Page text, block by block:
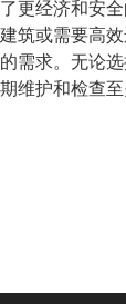
更经济和安
筑或需要高
需求。无论
维护和检查